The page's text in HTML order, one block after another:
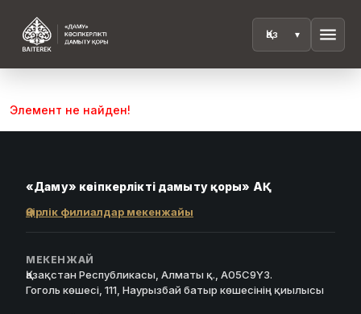
menu
Элемент не найден!
«Даму» кәсіпкерлікті дамыту қоры» АҚ
Өңірлік филиалдар мекенжайы
МЕКЕНЖАЙ
Қазақстан Республикасы, Алматы қ., A05C9Y3.
Гоголь көшесі, 111, Наурызбай батыр көшесінің қиылысы